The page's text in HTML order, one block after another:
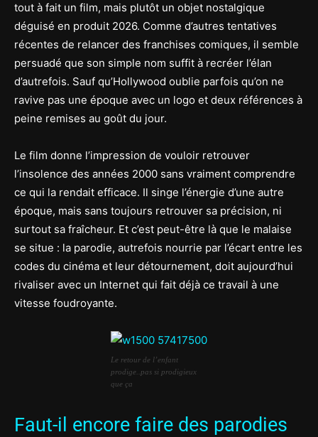
tout à fait un film, mais plutôt un objet nostalgique
déguisé en produit 2026. Comme d’autres tentatives
récentes de relancer des franchises comiques, il semble
persuadé que son simple nom suffit à recréer l’élan
d’autrefois. Sauf qu’Hollywood oublie parfois qu’on ne
ravive pas une époque avec un logo et deux références à
peine remises au goût du jour.
Le film donne l’impression de vouloir retrouver
l’insolence des années 2000 sans vraiment comprendre
ce qui la rendait efficace. Il singe l’énergie d’une autre
époque, mais sans toujours retrouver sa précision, ni
surtout sa fraîcheur. Et c’est peut-être là que le malaise
se situe : la parodie, autrefois nourrie par l’écart entre les
codes du cinéma et leur détournement, doit aujourd’hui
rivaliser avec un Internet qui fait déjà ce travail à une
vitesse foudroyante.
Le retour de l’enfant
prodige..pas si prodigieux
que ça
Faut-il encore faire des parodies